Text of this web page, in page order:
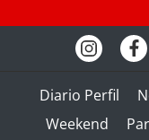
Diario Perfil
Weekend